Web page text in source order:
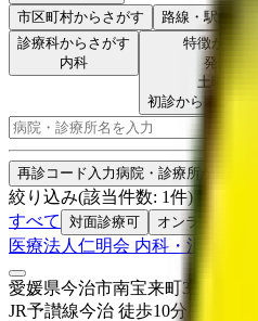
市区町村からさがす 路線・駅
診療科からさがす
内科
特徴からさ
発熱外来
土曜日診療
初診からオンラ
再診コード入力病院・診療所から再
絞り込み(該当件数: 1件)
すべて
対面診療可 オンライン診療
医療法人仁明会 内科・消化器科
愛媛県今治市南宝来町3丁目2-3
JR予讃線今治 徒歩10分